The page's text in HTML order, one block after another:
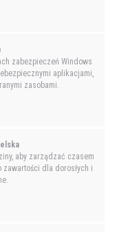
zabezpieczeń Windows
aplikacjami,
zasobami.
aby zarządzać czasem
dla dorosłych i